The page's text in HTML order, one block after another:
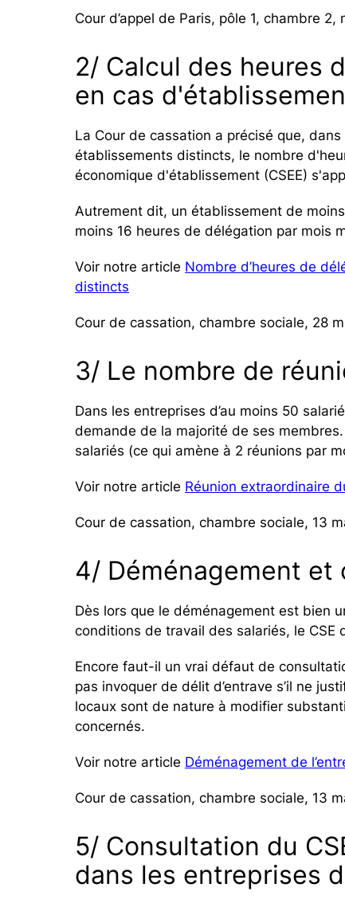
Cour d’appel de Paris, pôle 1, chambre
2/ Calcul des heures
en cas
La Cour de cassation a précisé que,
établissements distincts, le nombre
économique d'établissement (CSEE)
Autrement dit, un établissement de
moins 16 heures de délégation par mois
Voir notre article Nombre d’heures de
distincts
Cour de cassation, chambre sociale, 28
3/ Le nombre de
Dans les entreprises d’au moins 50
demande de la majorité de ses
salariés (ce qui amène à 2 réunions par
Voir notre article Réunion extraordinaire
Cour de cassation, chambre sociale, 13
4/ Déménagement et
Dès lors que le déménagement est bien
conditions de travail des salariés, le CSE
Encore faut-il un vrai défaut de
pas invoquer de délit d’entrave s’il ne
locaux sont de nature à modifier
concernés.
Voir notre article Déménagement de
Cour de cassation, chambre sociale, 13
5/ Consultation du
dans les entreprises